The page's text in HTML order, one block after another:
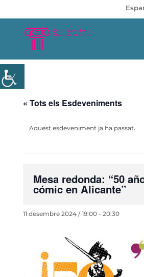
« Tots els Esdeveniments
Aquest esdeveniment ja ha passat.
Mesa redonda: “50
cómic en Alicante”
11 desembre 2024 / 19:00- 20:30